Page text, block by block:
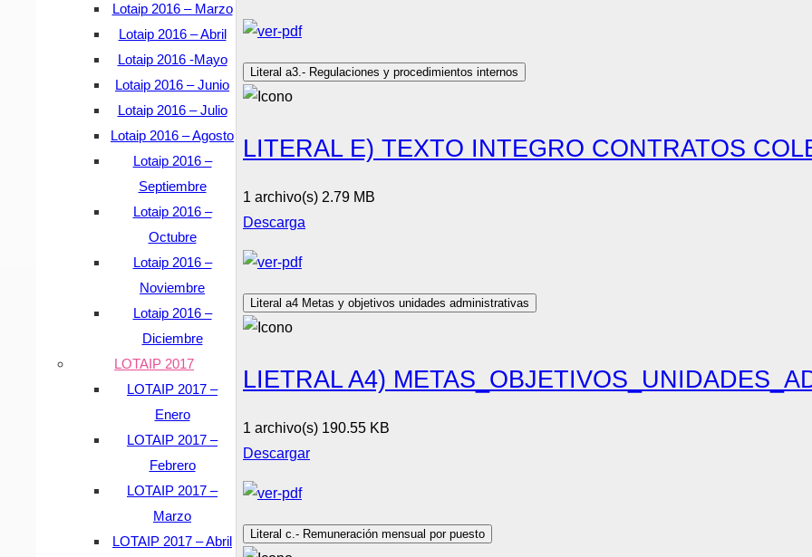
Lotaip 2016 – Marzo
Lotaip 2016 – Abril
Lotaip 2016 -Mayo
Lotaip 2016 – Junio
Lotaip 2016 – Julio
Lotaip 2016 – Agosto
Lotaip 2016 –
Septiembre
Lotaip 2016 –
Octubre
Lotaip 2016 –
Noviembre
Lotaip 2016 –
Diciembre
LOTAIP 2017
LOTAIP 2017 –
Enero
LOTAIP 2017 –
Febrero
LOTAIP 2017 –
Marzo
LOTAIP 2017 – Abril
Literal a3.- Regulaciones y procedimientos internos
LITERAL E) TEXTO INTEGRO CONTRATOS
1 archivo(s) 2.79 MB
Descarga
Literal a4 Metas y objetivos unidades administrativas
LIETRAL A4)
1 archivo(s) 190.55 KB
Descargar
Literal c.- Remuneración mensual por puesto